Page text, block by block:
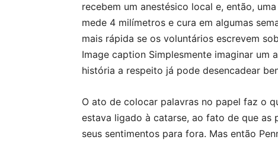
recebem um anestésico local e, então,
mede 4 milímetros e cura em algumas
mais rápida se os voluntários escrevem
Image caption Simplesmente imaginar um
história a respeito já pode desencadear
O ato de colocar palavras no papel faz o
estava ligado à catarse, ao fato de que as
seus sentimentos para fora. Mas então